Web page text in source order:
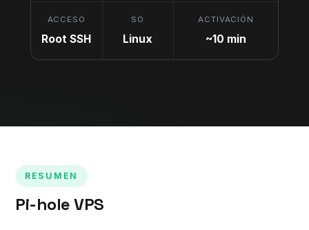
ACCESO
Root SSH
SO
Linux
ACTIVACIÓN
~10 min
RESUMEN
Pi-hole VPS